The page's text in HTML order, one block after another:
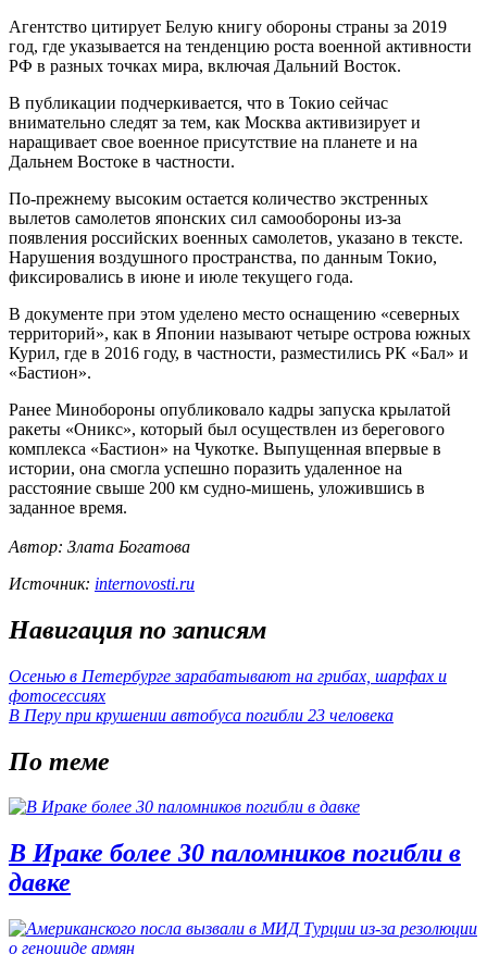
Агентство цитирует Белую книгу обороны страны за 2019
год, где указывается на тенденцию роста военной активности
РФ в разных точках мира, включая Дальний Восток.
В публикации подчеркивается, что в Токио сейчас
внимательно следят за тем, как Москва активизирует и
наращивает свое военное присутствие на планете и на
Дальнем Востоке в частности.
По-прежнему высоким остается количество экстренных
вылетов самолетов японских сил самообороны из-за
появления российских военных самолетов, указано в тексте.
Нарушения воздушного пространства, по данным Токио,
фиксировались в июне и июле текущего года.
В документе при этом уделено место оснащению «северных
территорий», как в Японии называют четыре острова южных
Курил, где в 2016 году, в частности, разместились РК «Бал» и
«Бастион».
Ранее Минобороны опубликовало кадры запуска крылатой
ракеты «Оникс», который был осуществлен из берегового
комплекса «Бастион» на Чукотке. Выпущенная впервые в
истории, она смогла успешно поразить удаленное на
расстояние свыше 200 км судно-мишень, уложившись в
заданное время.
Автор: Злата Богатова
Источник: internovosti.ru
Навигация по записям
Осенью в Петербурге зарабатывают на грибах, шарфах и
фотосессиях
В Перу при крушении автобуса погибли 23 человека
По теме
В Ираке более 30 паломников погибли в
давке